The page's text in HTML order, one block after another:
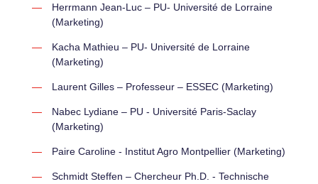
Herrmann Jean-Luc – PU- Université de Lorraine
(Marketing)
Kacha Mathieu – PU- Université de Lorraine
(Marketing)
Laurent Gilles – Professeur – ESSEC (Marketing)
Nabec Lydiane – PU - Université Paris-Saclay
(Marketing)
Paire Caroline - Institut Agro Montpellier (Marketing)
Schmidt Steffen – Chercheur Ph.D. - Technische